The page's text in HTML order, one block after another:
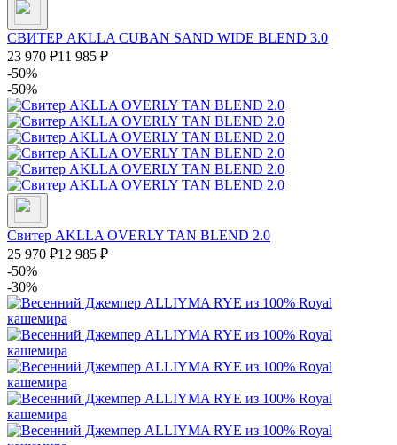
СВИТЕР AKLLA CUBAN SAND WIDE BLEND 3.0
23 970 ₽11 985 ₽
-50%
-50%
Свитер AKLLA OVERLY TAN BLEND 2.0
25 970 ₽12 985 ₽
-50%
-30%